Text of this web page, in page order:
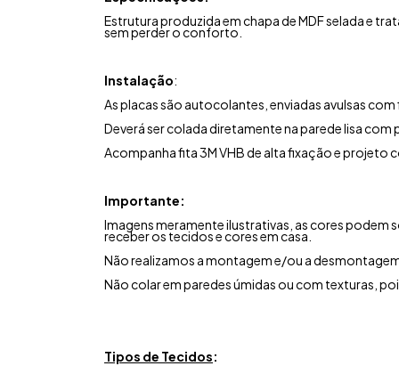
Estrutura produzida em chapa de MDF selada e
sem perder o conforto.
Instalação:
As placas são autocolantes, enviadas avulsas
Deverá ser colada diretamente na parede lisa com
Acompanha fita 3M VHB de alta fixação e projeto
Importante:
Imagens meramente ilustrativas, as cores
receber os tecidos e cores em casa.
Não realizamos a montagem e/ou a
Não colar em paredes úmidas ou com texturas,
Tipos de Tecidos: